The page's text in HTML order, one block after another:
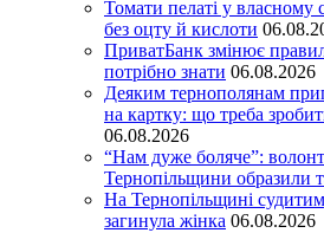
Томати пелаті у власному
без оцту й кислоти
ПриватБанк змінює
потрібно знати 06.08.2026
Деяким тернополянам
на картку: що треба
06.08.2026
“Нам дуже боляче”:
Тернопільщини образили
На Тернопільщині
загинула жінка 06.08.2026